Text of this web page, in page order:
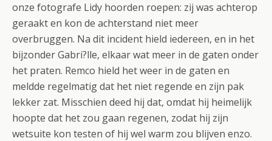
onze fotografe Lidy hoorden roepen: zij was achterop
geraakt en kon de achterstand niet meer
overbruggen. Na dit incident hield iedereen, en in het
bijzonder Gabri?lle, elkaar wat meer in de gaten onder
het praten. Remco hield het weer in de gaten en
meldde regelmatig dat het niet regende en zijn pak
lekker zat. Misschien deed hij dat, omdat hij heimelijk
hoopte dat het zou gaan regenen, zodat hij zijn
wetsuite kon testen of hij wel warm zou blijven enzo.